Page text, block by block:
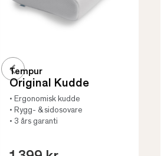
Tempur
Original Kudde
• Ergonomisk kudde
• Rygg- & sidosovare
• 3 års garanti